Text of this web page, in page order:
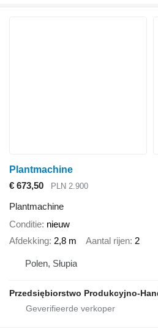
Plantmachine
€ 673,50
PLN 2.900
Plantmachine
Conditie nieuw
Afdekking 2,8 m Aantal rijen 2
Polen, Słupia